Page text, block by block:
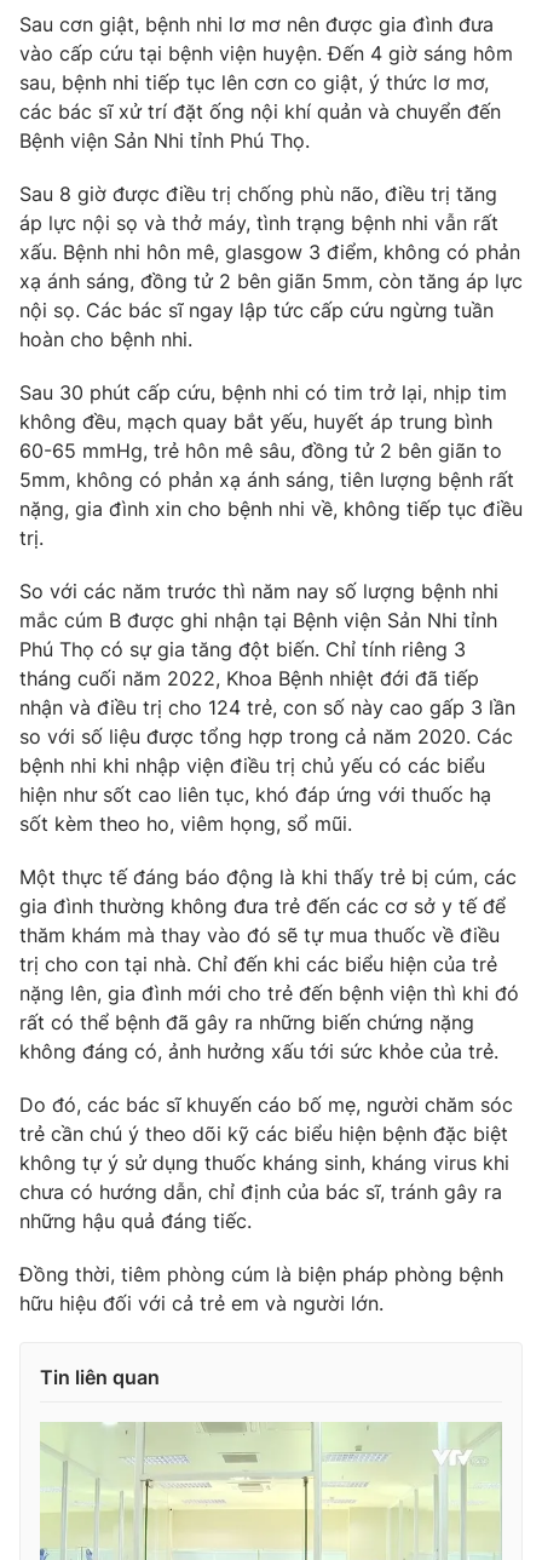
Nhân vật
Khán giả
Giải sao mai
Âm nhạc
Sao
Đời sống
Du lịch
Làm đẹp
Giáo dục
Tuyển sinh
Học trực tuyến
Hitech Công nghệ tương lai
Sản phẩm
Thị trường
Giao lưu trực tuyến
Lịch phát sóng
Chuyên mục khác
Emagazine Podcast
Photo Infographic
Video Shorts video
VTV Money VTV Thể thao
VTV Sức khoẻ Bất động sản
Thị trường 24h Tấm lòng Việt
VTV4 Vươn mình bằng AI
VTV9 VTV8
Liên hệ tòa soạn English
THỜI BÁO VTV
Cơ quan chủ quản:
Đài Truyền hình Việt Nam
Giấy phép hoạt động báo in và báo điện tử số 483/GP-BTTTT
Tổng Biên tập:
Phó Tổng Biên tập:Nguyễn Thị Mỹ Hạnh, Phạm Quốc Thắng,
Nguyễn Trọng Ninh
Sau cơn giật, bệnh nhi lơ mơ nên được gia đình đưa
vào cấp cứu tại bệnh viện huyện. Đến 4 giờ sáng hôm
sau, bệnh nhi tiếp tục lên cơn co giật, ý thức lơ mơ,
các bác sĩ xử trí đặt ống nội khí quản và chuyển đến
Bệnh viện Sản Nhi tỉnh Phú Thọ.
Sau 8 giờ được điều trị chống phù não, điều trị tăng
áp lực nội sọ và thở máy, tình trạng bệnh nhi vẫn rất
xấu. Bệnh nhi hôn mê, glasgow 3 điểm, không có phản
xạ ánh sáng, đồng tử 2 bên giãn 5mm, còn tăng áp lực
nội sọ. Các bác sĩ ngay lập tức cấp cứu ngừng tuần
hoàn cho bệnh nhi.
Sau 30 phút cấp cứu, bệnh nhi có tim trở lại, nhịp tim
không đều, mạch quay bắt yếu, huyết áp trung bình
60-65 mmHg, trẻ hôn mê sâu, đồng tử 2 bên giãn to
5mm, không có phản xạ ánh sáng, tiên lượng bệnh rất
nặng, gia đình xin cho bệnh nhi về, không tiếp tục điều
trị.
So với các năm trước thì năm nay số lượng bệnh nhi
mắc cúm B được ghi nhận tại Bệnh viện Sản Nhi tỉnh
Phú Thọ có sự gia tăng đột biến. Chỉ tính riêng 3
tháng cuối năm 2022, Khoa Bệnh nhiệt đới đã tiếp
nhận và điều trị cho 124 trẻ, con số này cao gấp 3 lần
so với số liệu được tổng hợp trong cả năm 2020. Các
bệnh nhi khi nhập viện điều trị chủ yếu có các biểu
hiện như sốt cao liên tục, khó đáp ứng với thuốc hạ
sốt kèm theo ho, viêm họng, sổ mũi.
Một thực tế đáng báo động là khi thấy trẻ bị cúm, các
gia đình thường không đưa trẻ đến các cơ sở y tế để
thăm khám mà thay vào đó sẽ tự mua thuốc về điều
trị cho con tại nhà. Chỉ đến khi các biểu hiện của trẻ
nặng lên, gia đình mới cho trẻ đến bệnh viện thì khi đó
rất có thể bệnh đã gây ra những biến chứng nặng
không đáng có, ảnh hưởng xấu tới sức khỏe của trẻ.
Do đó, các bác sĩ khuyến cáo bố mẹ, người chăm sóc
trẻ cần chú ý theo dõi kỹ các biểu hiện bệnh đặc biệt
không tự ý sử dụng thuốc kháng sinh, kháng virus khi
chưa có hướng dẫn, chỉ định của bác sĩ, tránh gây ra
những hậu quả đáng tiếc.
Đồng thời, tiêm phòng cúm là biện pháp phòng bệnh
hữu hiệu đối với cả trẻ em và người lớn.
Tin liên quan